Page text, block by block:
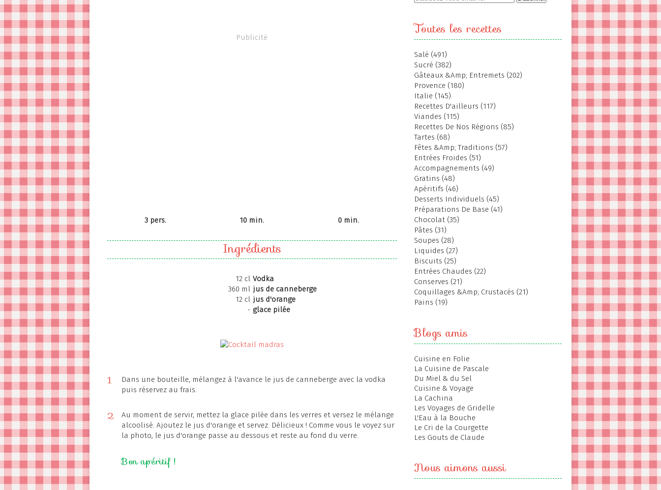
Publicité
3 pers. 10 min. 0 min.
Ingrédients
12 cl
360 ml
12 cl
-
Vodka
jus de canneberge
jus d'orange
glace pilée
1
Dans une bouteille, mélangez à l'avance le jus de canneberge avec la vodka
puis réservez au frais.
2
Au moment de servir, mettez la glace pilée dans les verres et versez le mélange
alcoolisé. Ajoutez le jus d'orange et servez. Délicieux ! Comme vous le voyez sur
la photo, le jus d'orange passe au dessous et reste au fond du verre.
Bon apéritif !
Toutes les recettes
Salé (491)
Sucré (382)
Gâteaux &Amp; Entremets (202)
Provence (180)
Italie (145)
Recettes D'ailleurs (117)
Viandes (115)
Recettes De Nos Régions (85)
Tartes (68)
Fêtes &Amp; Traditions (57)
Entrées Froides (51)
Accompagnements (49)
Gratins (48)
Apéritifs (46)
Desserts Individuels (45)
Préparations De Base (41)
Chocolat (35)
Pâtes (31)
Soupes (28)
Liquides (27)
Biscuits (25)
Entrées Chaudes (22)
Conserves (21)
Coquillages &Amp; Crustacés (21)
Pains (19)
Blogs amis
Cuisine en Folie
La Cuisine de Pascale
Du Miel & du Sel
Cuisine & Voyage
La Cachina
Les Voyages de Gridelle
L'Eau à la Bouche
Le Cri de la Courgette
Les Gouts de Claude
Nous aimons aussi